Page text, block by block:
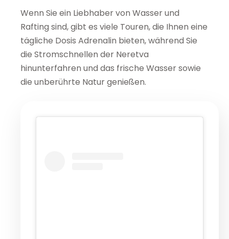
Wenn Sie ein Liebhaber von Wasser und
Rafting sind, gibt es viele Touren, die Ihnen eine
tägliche Dosis Adrenalin bieten, während Sie
die Stromschnellen der Neretva
hinunterfahren und das frische Wasser sowie
die unberührte Natur genießen.